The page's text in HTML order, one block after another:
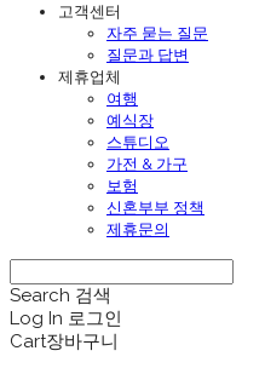
고객센터
자주 묻는 질문
질문과 답변
제휴업체
여행
예식장
스튜디오
가전 & 가구
보험
신혼부부 정책
제휴문의
Search 검색
Log In 로그인
Cart장바구니